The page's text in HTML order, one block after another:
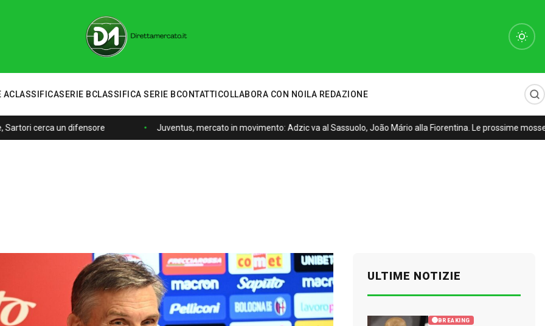
ACLASSIFICASERIE BCLASSIFICA SERIE BCONTATTI COLLABORA CON NOI LA REDAZIONE
Sartori cerca un difensore Juventus, mercato in movimento: Adzic va al Sassuolo, João Mário alla Fiorentina. Le prossime
ULTIME NOTIZIE
BREAKING